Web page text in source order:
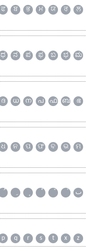
ਫ ਬ ਭ ਮ ਯ ਰ ਲ
ಧ ನ ಪ ಫ ಬ ಭ ಮ
ദ ധ ന പ ഫ ബ ഭ
ଧ ନ ପ ଫ ବ ଭ ମ
ٮ
p q r s t x z